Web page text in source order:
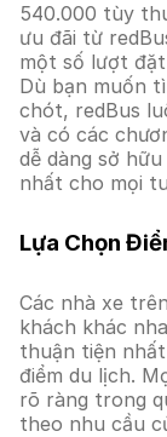
540.000 tùy
ưu đãi từ
một số lượt
Dù bạn muốn
chót, redBus
và có các
dễ dàng sở
nhất cho mọi
Lựa Chọn
Các nhà xe
khách khác
thuận tiện
điểm du lịch.
rõ ràng trong
theo nhu cầu